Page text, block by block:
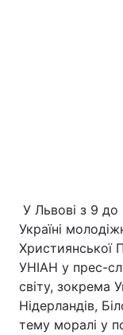
У Львові з 9 до
Україні
Християнської
УНІАН у прес-
світу, зокрема
Нідерландів,
тему моралі у